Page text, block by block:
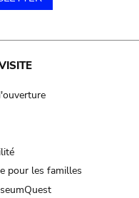
pour les familles